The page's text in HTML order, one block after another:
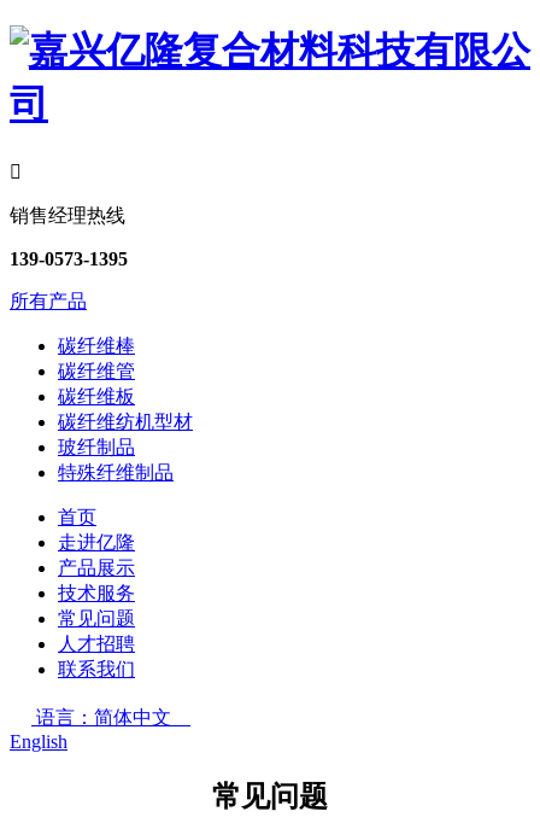

销售经理热线
139-0573-1395
所有产品
碳纤维棒
碳纤维管
碳纤维板
碳纤维纺机型材
玻纤制品
特殊纤维制品
首页
走进亿隆
产品展示
技术服务
常见问题
人才招聘
联系我们
语言：简体中文
English
常见问题